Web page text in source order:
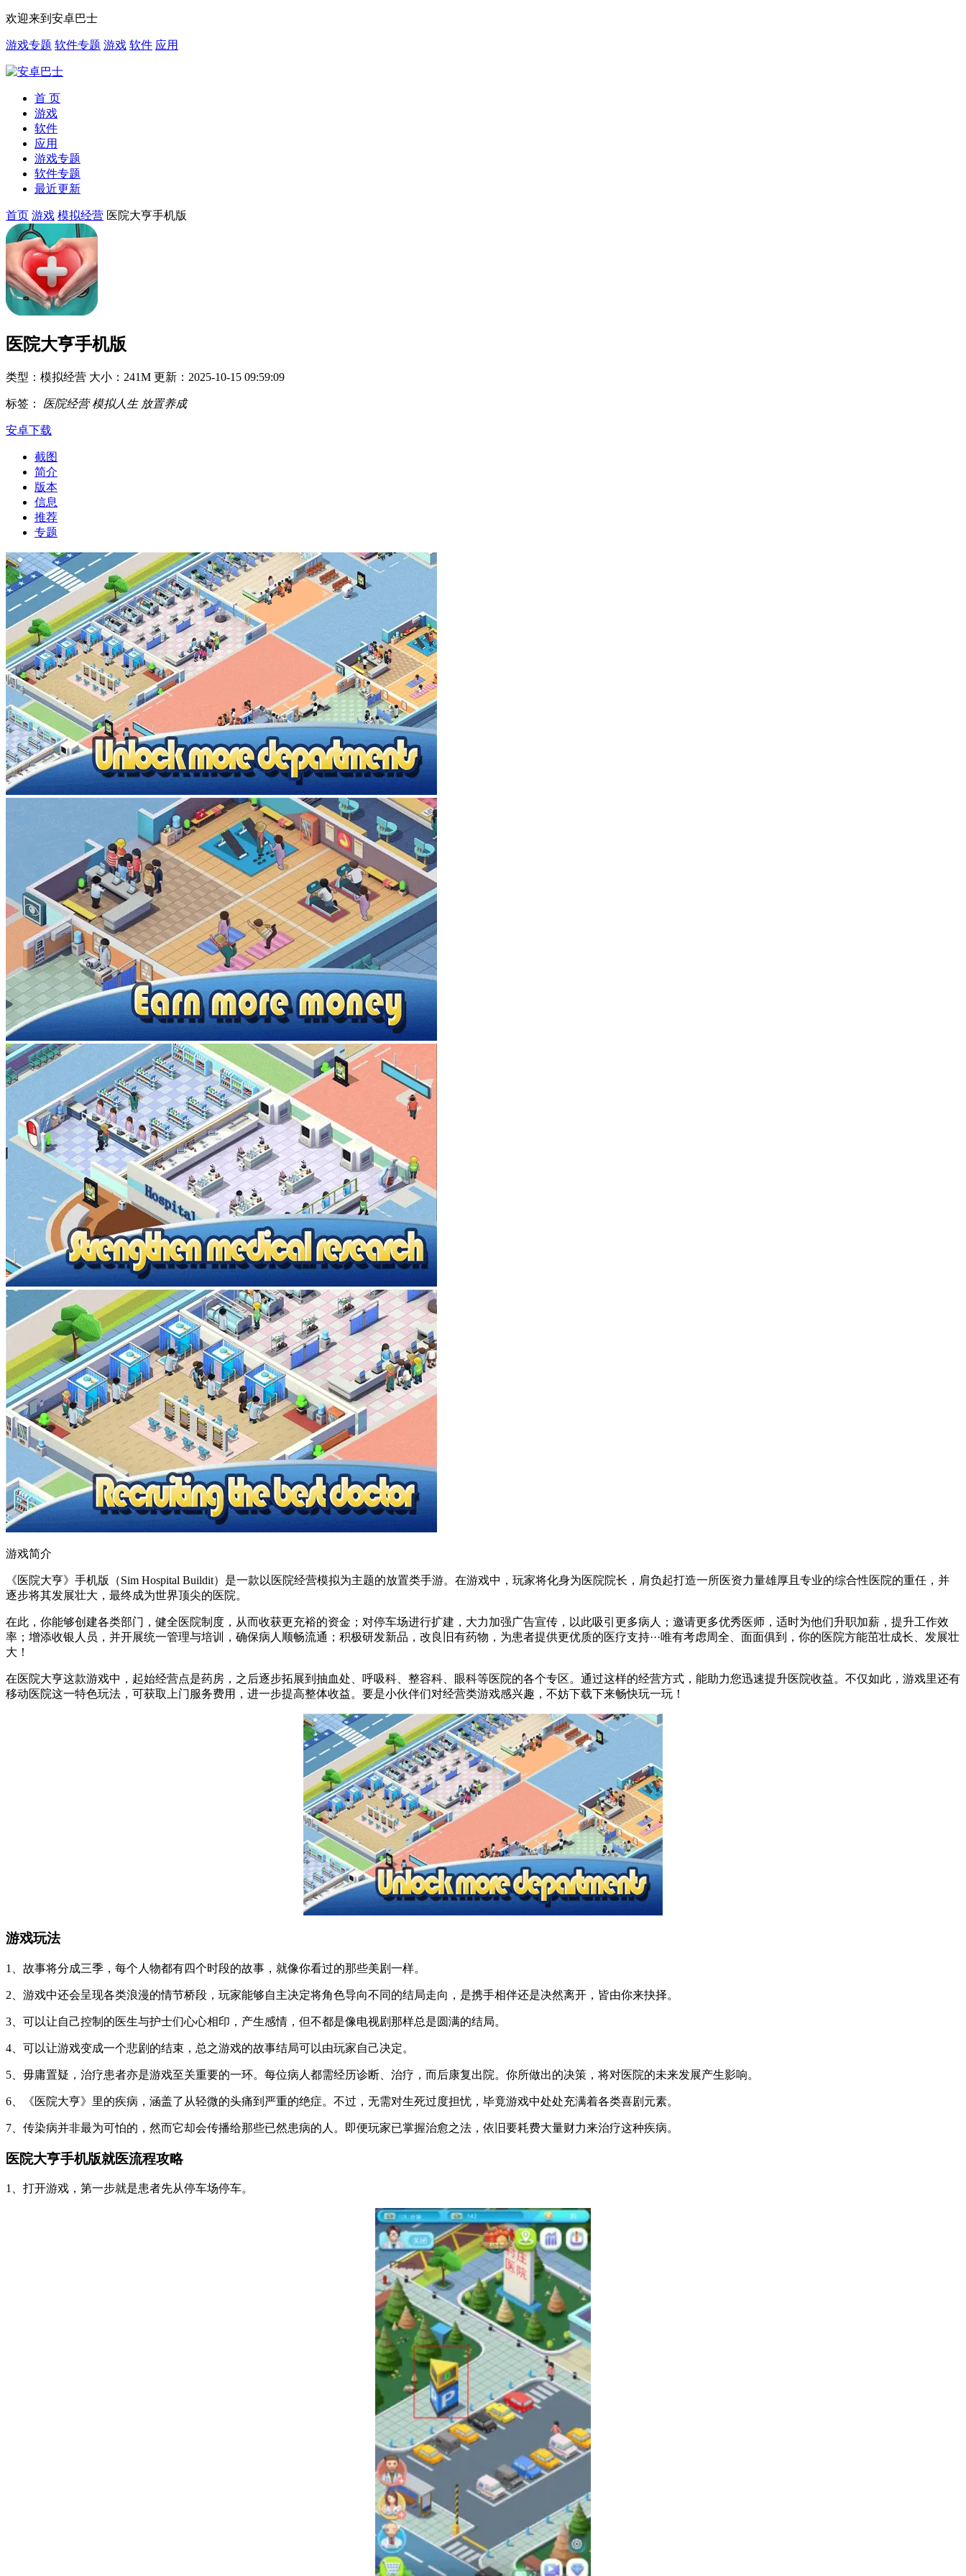
欢迎来到安卓巴士
游戏专题 软件专题 游戏 软件 应用
首 页
游戏
软件
应用
游戏专题
软件专题
最近更新
首页 游戏 模拟经营 医院大亨手机版
医院大亨手机版
类型：模拟经营 大小：241M 更新：2025-10-15 09:59:09
标签： 医院经营 模拟人生 放置养成
安卓下载
截图
简介
版本
信息
推荐
专题
游戏简介
《医院大亨》手机版（Sim Hospital Buildit）是一款以医院经营模拟为主题的放置类手游。在游戏中，玩家将化身为医院院长，肩负起打造一所医资力量雄厚且专业的综合性医院的重任，并
逐步将其发展壮大，最终成为世界顶尖的医院。
在此，你能够创建各类部门，健全医院制度，从而收获更充裕的资金；对停车场进行扩建，大力加强广告宣传，以此吸引更多病人；邀请更多优秀医师，适时为他们升职加薪，提升工作效
率；增添收银人员，并开展统一管理与培训，确保病人顺畅流通；积极研发新品，改良旧有药物，为患者提供更优质的医疗支持···唯有考虑周全、面面俱到，你的医院方能茁壮成长、发展壮
大！
在医院大亨这款游戏中，起始经营点是药房，之后逐步拓展到抽血处、呼吸科、整容科、眼科等医院的各个专区。通过这样的经营方式，能助力您迅速提升医院收益。不仅如此，游戏里还有
移动医院这一特色玩法，可获取上门服务费用，进一步提高整体收益。要是小伙伴们对经营类游戏感兴趣，不妨下载下来畅快玩一玩！
游戏玩法
1、故事将分成三季，每个人物都有四个时段的故事，就像你看过的那些美剧一样。
2、游戏中还会呈现各类浪漫的情节桥段，玩家能够自主决定将角色导向不同的结局走向，是携手相伴还是决然离开，皆由你来抉择。
3、可以让自己控制的医生与护士们心心相印，产生感情，但不都是像电视剧那样总是圆满的结局。
4、可以让游戏变成一个悲剧的结束，总之游戏的故事结局可以由玩家自己决定。
5、毋庸置疑，治疗患者亦是游戏至关重要的一环。每位病人都需经历诊断、治疗，而后康复出院。你所做出的决策，将对医院的未来发展产生影响。
6、《医院大亨》里的疾病，涵盖了从轻微的头痛到严重的绝症。不过，无需对生死过度担忧，毕竟游戏中处处充满着各类喜剧元素。
7、传染病并非最为可怕的，然而它却会传播给那些已然患病的人。即便玩家已掌握治愈之法，依旧要耗费大量财力来治疗这种疾病。
医院大亨手机版就医流程攻略
1、打开游戏，第一步就是患者先从停车场停车。